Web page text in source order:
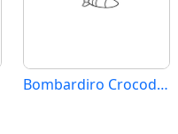
Bombardiro Crocodillo